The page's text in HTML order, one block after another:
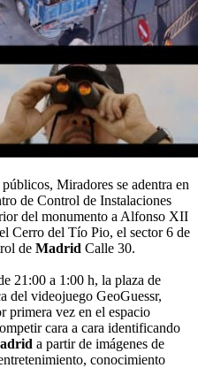
Miradores se adentra en
de Control de Instalaciones
del monumento a Alfonso XII
Cerro del Tío Pio, el sector 6 de
de Madrid Calle 30.
21:00 a 1:00 h, la plaza de
del videojuego GeoGuessr,
primera vez en el espacio
cara a cara identificando
a partir de imágenes de
conocimiento